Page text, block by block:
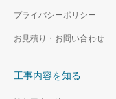
プライバシーポリシー
お見積り・お問い合わせ
工事内容を知る